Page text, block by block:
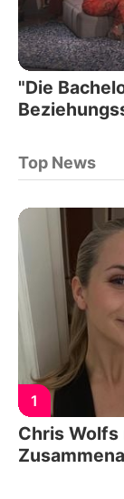
"Die
Top News
1
Chris